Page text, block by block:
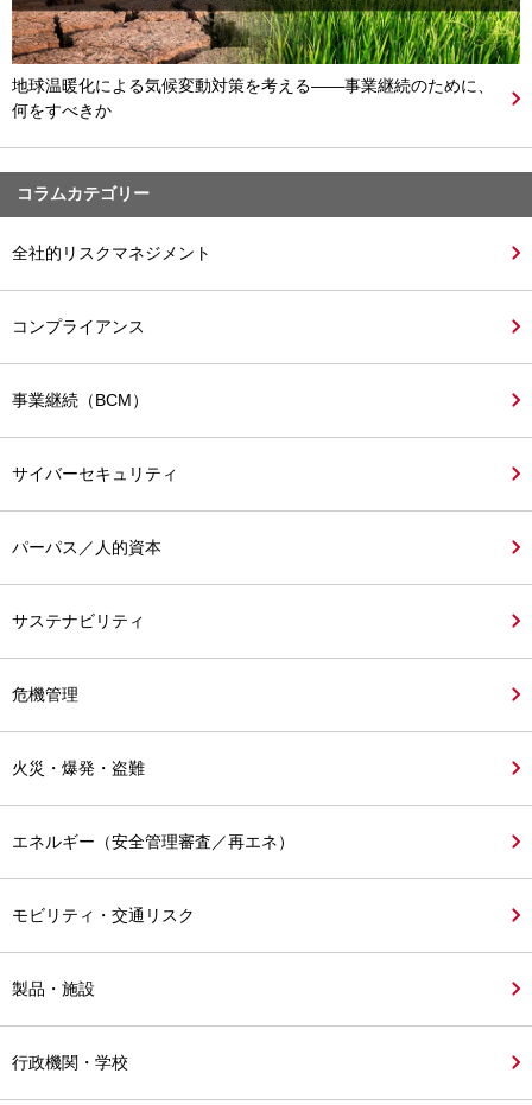
地球温暖化による気候変動対策を考える――事業継続のために、
何をすべきか
コラムカテゴリー
全社的リスクマネジメント
コンプライアンス
事業継続（BCM）
サイバーセキュリティ
パーパス／人的資本
サステナビリティ
危機管理
火災・爆発・盗難
エネルギー（安全管理審査／再エネ）
モビリティ・交通リスク
製品・施設
行政機関・学校